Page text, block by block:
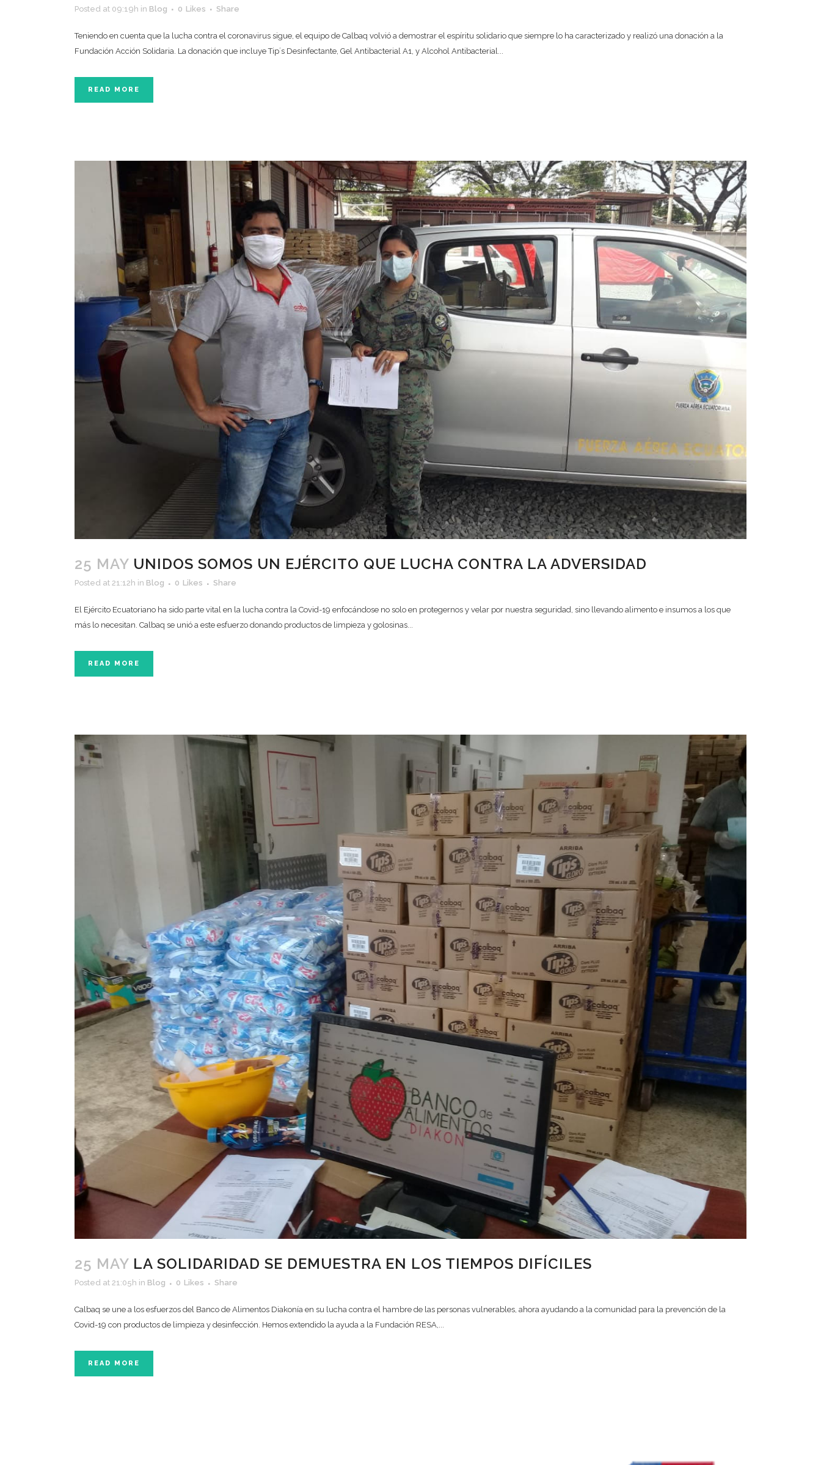
Posted at 09:19h in Blog 0 Likes Share
Teniendo en cuenta que la lucha contra el coronavirus sigue, el equipo de Calbaq volvió a demostrar el espíritu solidario que siempre lo ha caracterizado y realizó una donación a la
Fundación Acción Solidaria. La donación que incluye Tip´s Desinfectante, Gel Antibacterial A1, y Alcohol Antibacterial...
READ MORE
25 MAY UNIDOS SOMOS UN EJÉRCITO QUE LUCHA CONTRA LA ADVERSIDAD
Posted at 21:12h in Blog 0 Likes Share
El Ejército Ecuatoriano ha sido parte vital en la lucha contra la Covid-19 enfocándose no solo en protegernos y velar por nuestra seguridad, sino llevando alimento e insumos a los que
más lo necesitan. Calbaq se unió a este esfuerzo donando productos de limpieza y golosinas...
READ MORE
25 MAY LA SOLIDARIDAD SE DEMUESTRA EN LOS TIEMPOS DIFÍCILES
Posted at 21:05h in Blog 0 Likes Share
Calbaq se une a los esfuerzos del Banco de Alimentos Diakonía en su lucha contra el hambre de las personas vulnerables, ahora ayudando a la comunidad para la prevención de la
Covid-19 con productos de limpieza y desinfección. Hemos extendido la ayuda a la Fundación RESA,...
READ MORE